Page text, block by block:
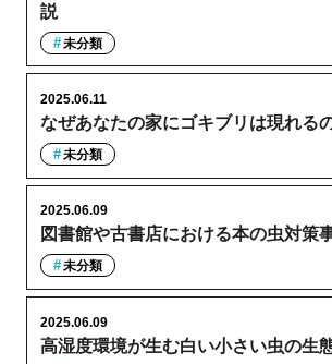
説
未分類
なぜあなたの家にゴキブリは現れる
2025.06.11
未分類
図書館や古書店における本の虫対策
2025.06.09
未分類
高湿度環境が生む白い小さい虫の生
2025.06.09